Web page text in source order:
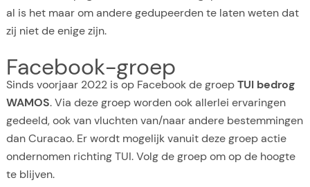
al is het maar om andere gedupeerden te laten weten dat
zij niet de enige zijn.
Facebook-groep
Sinds voorjaar 2022 is op Facebook de groepTUI bedrog
WAMOS. Via deze groep worden ook allerlei ervaringen
gedeeld, ook van vluchten van/naar andere bestemmingen
dan Curacao. Er wordt mogelijk vanuit deze groep actie
ondernomen richting TUI. Volg de groep om op de hoogte
te blijven.